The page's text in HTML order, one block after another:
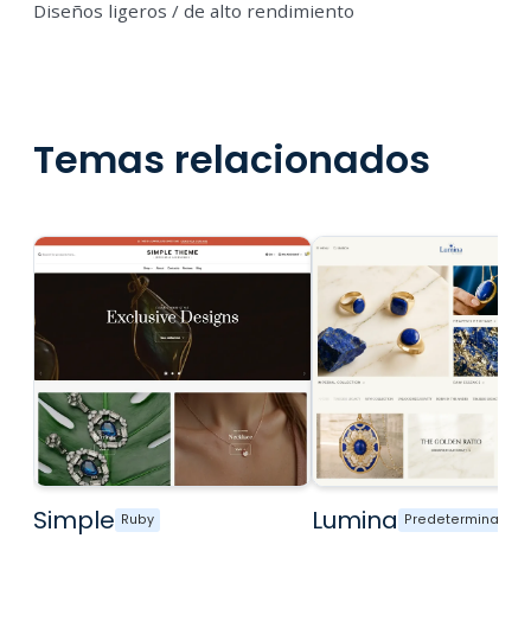
Diseños ligeros / de alto rendimiento
Temas relacionados
Simple Ruby Lumina Predeterminado